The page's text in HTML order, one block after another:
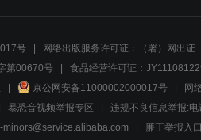
号 网络出版服务许可证：（署）网出证
第00670号 食品经营许可证：
京公网安备11000002000017号 网
暴恐音视频举报专区
违规不良信息举报:
廉正举报入口